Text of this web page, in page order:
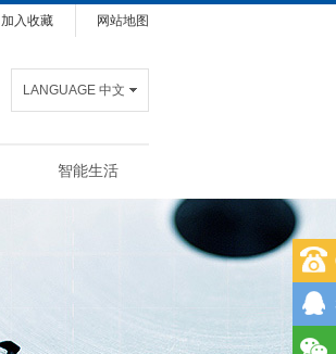
网站地图
加入收藏
LANGUAGE 中文
智能生活